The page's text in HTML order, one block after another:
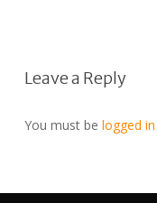
Leave a Reply
You must be logged in